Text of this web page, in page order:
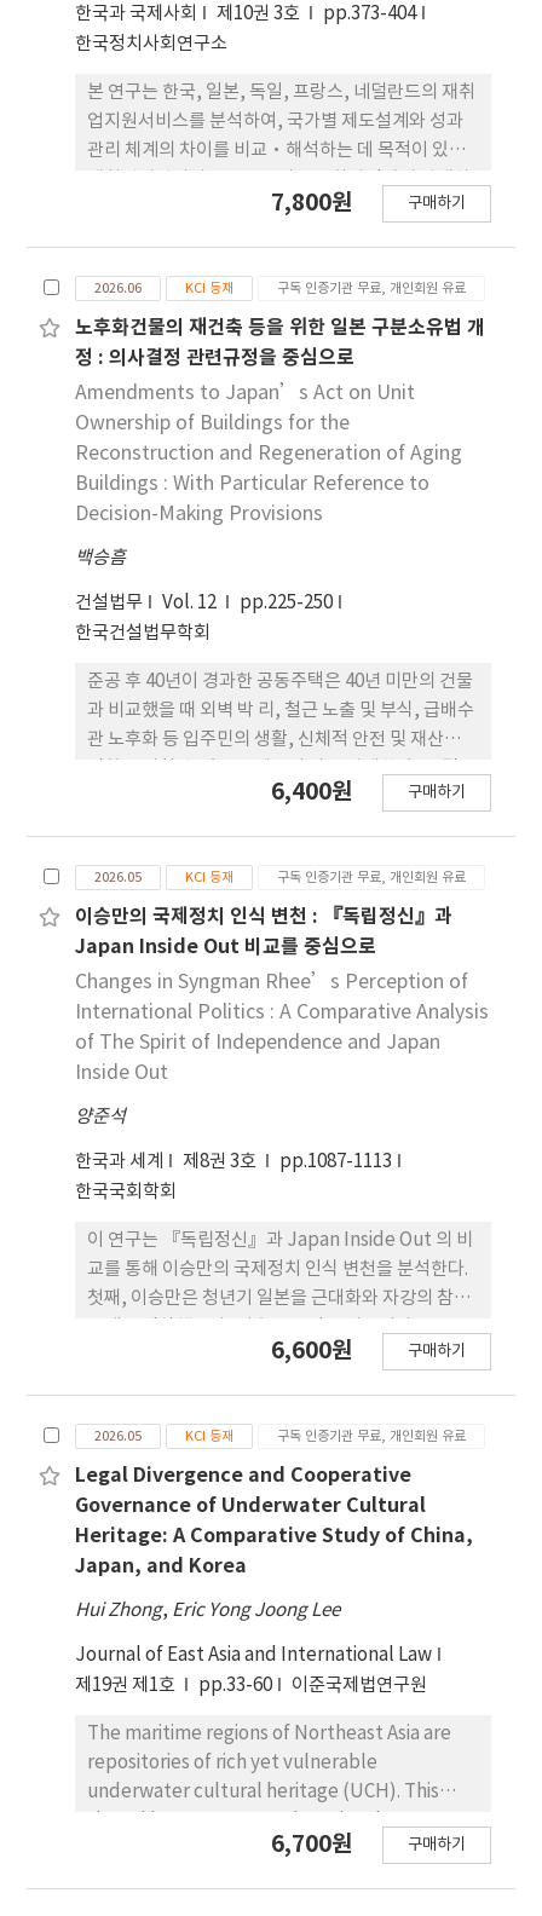
한국과 국제사회 제10권 3호
pp.373-404
한국정치사회연구소
본 연구는 한국, 일본, 독일, 프랑스, 네덜란드의 재취
업지원서비스를 분석하여, 국가별 제도설계와 성과
관리 체계의 차이를 비교·해석하는 데 목적이 있다.
는 실업, 조기퇴직, 구조조정, 경력전환 등의 사회적
를 중심으로 분석하였다. 비교기준은 법적 근거, 대
상, 운영 주체, 서 비스 구성, 재정지원, 성과관리의 6
개 요소로 설정하였다. 비교한 결과, 유사한 정책환경
에도 불구하고 재취업지원서비스의 제도설계와 운영
방 식에서 서로 다른 특성을 보였다. 독일과 네덜란드
는 노사정 협력, 전환 훈련, 성과관리 체계가 결합한
조합주의 통합형, 프랑스는 법적 의무, 공 공 고용서
비스, 실업보험과 성과협약이 결합한 국가주도 통합
형, 일본은 법적 강제성은 낮지만, 장기고용 관행과
기업복지에 기반한 기업관행형 으로 나타났다. 반면
거버넌스, 성과관리 환류 체계가 충분히 결합하지 못
한 비적합성 분절형 으로 분석되었다. 본 연구는 재취
업지원서비스의 실효성이 개별제도의 도입 여부가 아
니라 제도 요소 간 보완성에 의해 달라질 수 있음을 보
여 준다. 안정적인 제도 이행 기반을 확보하기 위해서
는 지원 대상의 포괄 성, 재정지원, 운영 거버넌스, 성
과관리 환류 체계가 상호보완적으로 결 합할 필요가
7,800원 구매하기
2026.06 KCI 등재 구독 인증기관 무료, 개인회원 유료
노후화건물의 재건축 등을 위한 일본 구분소유법 개
정 : 의사결정 관련규정을 중심으로
Amendments to Japan’s Act on Unit
Ownership of Buildings for the
Reconstruction and Regeneration of Aging
Buildings : With Particular Reference to
Decision-Making Provisions
백승흠
건설법무 Vol. 12
pp.225-250
한국건설법무학회
준공 후 40년이 경과한 공동주택은 40년 미만의 건물
과 비교했을 때 외벽 박 리, 철근 노출 및 부식, 급배수
관 노후화 등 입주민의 생활, 신체적 안전 및 재산에
과, 유지보수뿐만 아니라 건물의 상태에 따라 재건축
공동주택의 경우, 세대주가 70세 이상인 가구가 약
55%에 달하는 것으로 보고되고 있다. 이러한 노후 공
동주택에서는 거주자 자신들도 고령화되고 있으며,
상속 등으로 인해 구분소유자의 소재가 불분명해지거
나, 구분소유자가 더 이상 해당 공동주택에 거주하지
않게 되어 관리 업무에 대한 관심을 잃는 사례도 발생
하고 있다. 따라서 구분소유자 집회에 서 결의가 원활
더불어 일본 은 지진이나 쓰나미와 같은 자연재해 피
발생할 가능성이 커지고 있다는 지적이 나옵니다. 결
과적으로 공동주택의 신속한 복구 및 재건축을 촉진
할 필요성이 더욱 절실해졌다. 이러한 배경에서 2025
년 5월 23일, ‘고령화된 공동주택 등의 원활한 관리
및 재생 촉진을 위한 건물의 구분소유 등에 관한 법률
일부 개정 법률’(2025년 법 률 제47호 [令和 7년])
이 제정되었다. 한국 역시 공동주택의 노후화와 관련
은 아파트 단지는 1970년대 후반부터 1980년대 초반
강남 지역 개발 초기에 건설된 단지 (은마아파트, 압
구정 현대아파트 단지 등)들에 주로 국한되어 있지만,
1980년대 후반 ‘주택 200만 호 건설’ 계획 당시 지
어진 많은 아파트 단지가 이제 40년 차에 접어들고 있
다. 그 결과, 노후 아파트 단지의 비율은 향후 5년 이내
에 급 격히 증가할 것으로 예상된다. 한국은 1987년
들을 고려할 때, 한국에서도 노후 아파트 단지의 관리
및 재건축에 관한 입법적 대응은 불가피하게 필요해
질 것 입이. 이런 점에서 일본의 최근 ‘건물의 구분소
유 등에 관한 법률’ 개정은 한국 의 법과 정책에 중요
한 시사점을 제공할 것으로 보인다.
6,400원 구매하기
2026.05 KCI 등재 구독 인증기관 무료, 개인회원 유료
이승만의 국제정치 인식 변천 : 『독립정신』과
Japan Inside Out 비교를 중심으로
Changes in Syngman Rhee’s Perception of
International Politics : A Comparative Analysis
of The Spirit of Independence and Japan
Inside Out
양준석
한국과 세계 제8권 3호
pp.1087-1113
한국국회학회
이 연구는 『독립정신』과 Japan Inside Out 의 비
교를 통해 이승만의 국제정치 인식 변천을 분석한다.
첫째, 이승만은 청년기 일본을 근대화와 자강의 참조
의에 기 반한 팽창국가로 재규정한다. 둘째, 일본의 팽
를 유지하는 국가에서 일본 침략의 피해 대상으로, 러
시아는 팽창적 제국에서 일본의 경쟁 대상의 한 축으
로 재위치된다. 또한 영국은 헌법 정치의 모범에서 유
화정책의 현실정치 행위자로 재평가된다. 셋째, 미국
은 민주주의의 모델에서 일제의 팽창에 무력한 ‘평
개인주의가 미국의 국가적 대응력을 약화시 킨 핵심
요인임을 지적하며, 미국 민주주의의 취약성을 분석
한다. 넷째, 기독교에 대해 서구 문명 발전의 핵심으로
담론의 무력함을 비판하고 결연한 대응을 강조 한다.
이승만의 국제정치 인식은 이상주의적 개혁론에서 출
발해 위협적 국제정치 상황에서 점차 현실주의 인식
6,600원 구매하기
2026.05 KCI 등재 구독 인증기관 무료, 개인회원 유료
Legal Divergence and Cooperative
Governance of Underwater Cultural
Heritage: A Comparative Study of China,
Japan, and Korea
Hui Zhong, Eric Yong Joong Lee
Journal of East Asia and International Law
제19권 제1호
pp.33-60 이준국제법연구원
The maritime regions of Northeast Asia are
repositories of rich yet vulnerable
underwater cultural heritage (UCH). This
boundaries, presenting a complex
6,700원 구매하기